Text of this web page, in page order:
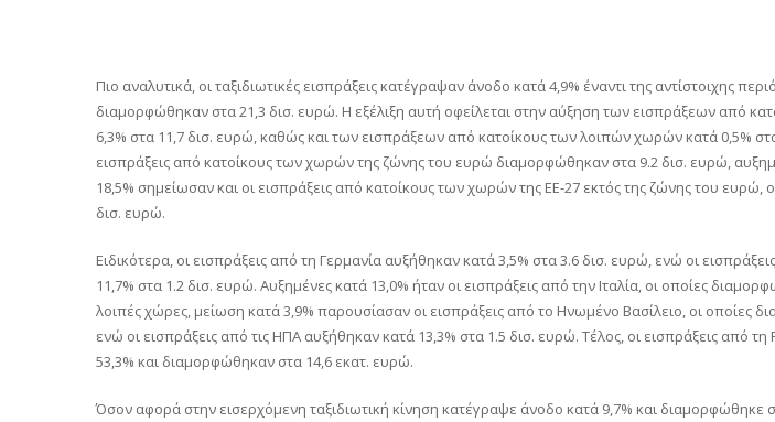
Πιο αναλυτικά, οι ταξιδιωτικές εισπράξεις κατέγραψαν άνοδο κατά 4,9% έναντι της αντίστοιχης
διαμορφώθηκαν στα 21,3 δισ. ευρώ. Η εξέλιξη αυτή οφείλεται στην αύξηση των εισπράξεων από
6,3% στα 11,7 δισ. ευρώ, καθώς και των εισπράξεων από κατοίκους των λοιπών χωρών κατά 0,5%
εισπράξεις από κατοίκους των χωρών της ζώνης του ευρώ διαμορφώθηκαν στα 9.2 δισ. ευρώ,
18,5% σημείωσαν και οι εισπράξεις από κατοίκους των χωρών της ΕΕ-27 εκτός της ζώνης του ευρώ,
δισ. ευρώ.
Ειδικότερα, οι εισπράξεις από τη Γερμανία αυξήθηκαν κατά 3,5% στα 3.6 δισ. ευρώ, ενώ οι
11,7% στα 1.2 δισ. ευρώ. Αυξημένες κατά 13,0% ήταν οι εισπράξεις από την Ιταλία, οι οποίες
λοιπές χώρες, μείωση κατά 3,9% παρουσίασαν οι εισπράξεις από το Ηνωμένο Βασίλειο, οι οποίες
ενώ οι εισπράξεις από τις ΗΠΑ αυξήθηκαν κατά 13,3% στα 1.5 δισ. ευρώ. Τέλος, οι εισπράξεις από
53,3% και διαμορφώθηκαν στα 14,6 εκατ. ευρώ.
Όσον αφορά στην εισερχόμενη ταξιδιωτική κίνηση κατέγραψε άνοδο κατά 9,7% και διαμορφώθηκε